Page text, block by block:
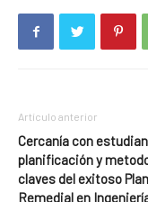
Artículo anterior
Cercanía con
planificación y
claves del exitoso Plan
Remedial en